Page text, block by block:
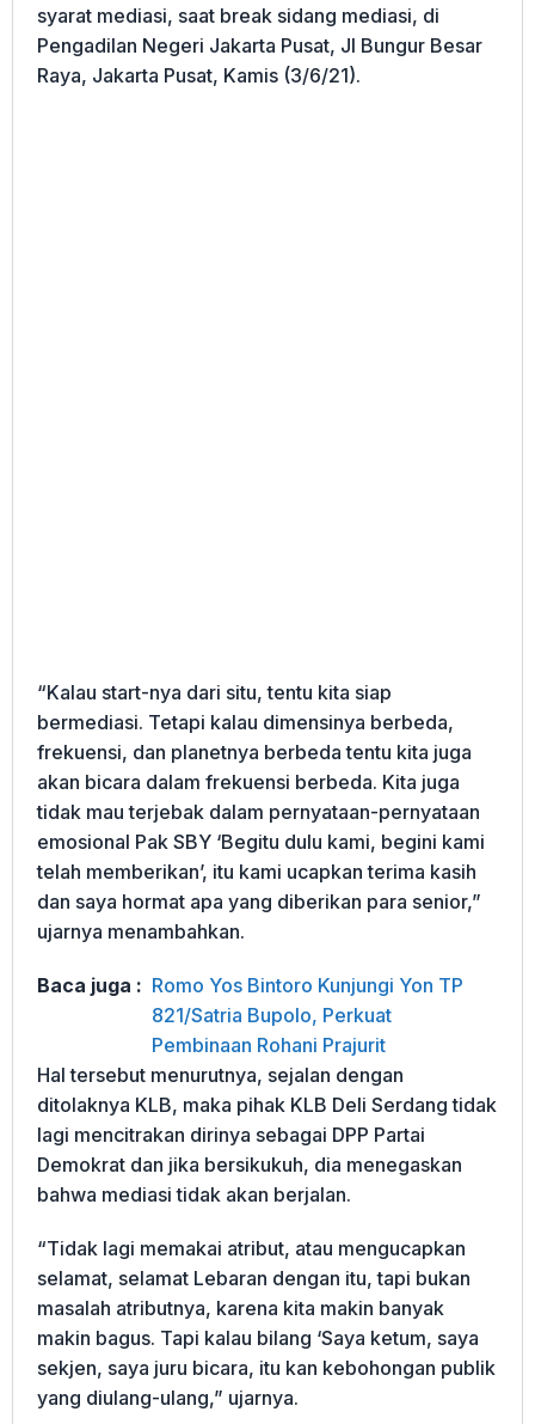
syarat mediasi, saat break sidang mediasi, di
Pengadilan Negeri Jakarta Pusat, Jl Bungur Besar
Raya, Jakarta Pusat, Kamis (3/6/21).
“Kalau start-nya dari situ, tentu kita siap
bermediasi. Tetapi kalau dimensinya berbeda,
frekuensi, dan planetnya berbeda tentu kita juga
akan bicara dalam frekuensi berbeda. Kita juga
tidak mau terjebak dalam pernyataan-pernyataan
emosional Pak SBY ‘Begitu dulu kami, begini kami
telah memberikan’, itu kami ucapkan terima kasih
dan saya hormat apa yang diberikan para senior,”
ujarnya menambahkan.
Baca juga : Romo Yos Bintoro Kunjungi Yon TP
821/Satria Bupolo, Perkuat
Pembinaan Rohani Prajurit
Hal tersebut menurutnya, sejalan dengan
ditolaknya KLB, maka pihak KLB Deli Serdang tidak
lagi mencitrakan dirinya sebagai DPP Partai
Demokrat dan jika bersikukuh, dia menegaskan
bahwa mediasi tidak akan berjalan.
“Tidak lagi memakai atribut, atau mengucapkan
selamat, selamat Lebaran dengan itu, tapi bukan
masalah atributnya, karena kita makin banyak
makin bagus. Tapi kalau bilang ‘Saya ketum, saya
sekjen, saya juru bicara, itu kan kebohongan publik
yang diulang-ulang,” ujarnya.